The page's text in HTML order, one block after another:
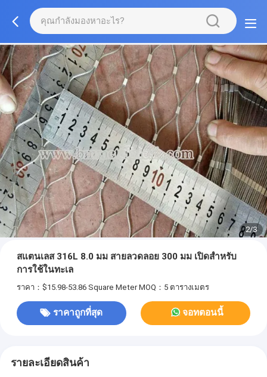
2/3
สแตนเลส 316L 8.0 มม สายลวดลอย 300 มม เปิดสําหรับ
การใช้ในทะเล
ราคา：$15.98-53.86 Square Meter MOQ：5 ตารางเมตร
ราคาถูกที่สุด จอทตอนนี้
รายละเอียดสินค้า